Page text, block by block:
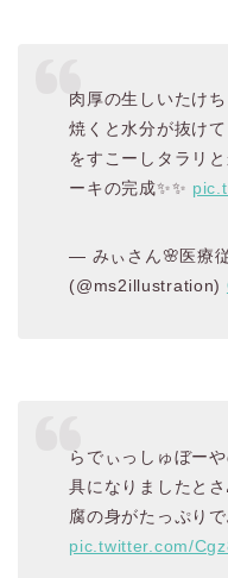
肉厚の生しいたけ
焼くと水分が抜け
をすこーしタラリ
ーキの完成✨✨
— みぃさん🌸医療
(@ms2illustration)
らでぃっしゅぼー
具になりましたと
腐の身がたっぷり
pic.twitter.com/